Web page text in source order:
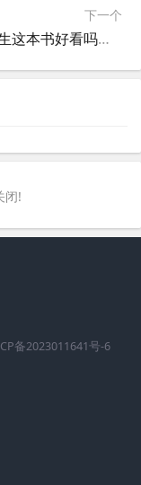
下一个
绝地求生这本书好看吗？深度解读玩家必看-绝地求生小说评价：玩家是否应该阅读
闭!
备2023011641号-6